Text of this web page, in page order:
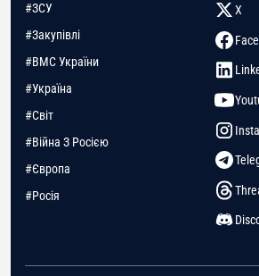
#ЗСУ
#Закупівлі
#ВМС України
#Україна
#Світ
#Війна З Росією
#Європа
#Росія
X